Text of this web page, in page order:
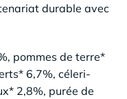
durable avec
pommes de terre*
6,7%, céleri-
2,8%, purée de